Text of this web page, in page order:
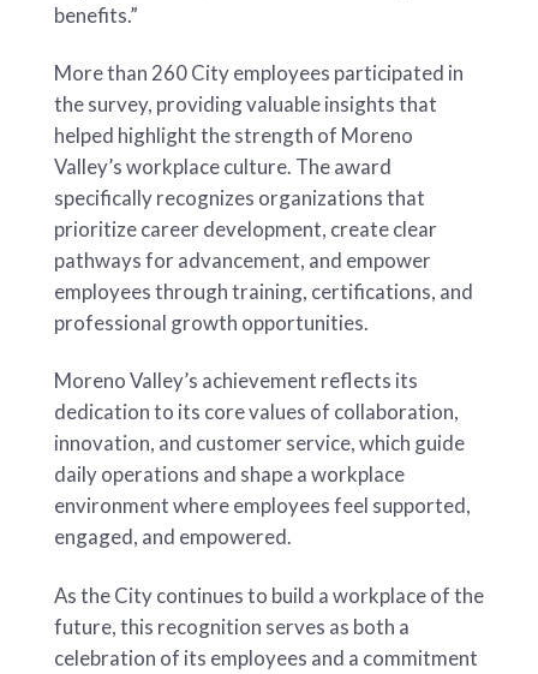
benefits.”
More than 260 City employees participated in
the survey, providing valuable insights that
helped highlight the strength of Moreno
Valley’s workplace culture. The award
specifically recognizes organizations that
prioritize career development, create clear
pathways for advancement, and empower
employees through training, certifications, and
professional growth opportunities.
Moreno Valley’s achievement reflects its
dedication to its core values of collaboration,
innovation, and customer service, which guide
daily operations and shape a workplace
environment where employees feel supported,
engaged, and empowered.
As the City continues to build a workplace of the
future, this recognition serves as both a
celebration of its employees and a commitment